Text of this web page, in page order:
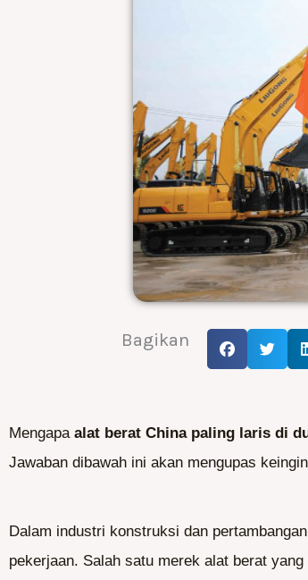
Bagikan
Mengapa alat berat China paling laris di
Jawaban dibawah ini akan mengupas
Dalam industri konstruksi dan
pekerjaan. Salah satu merek alat berat